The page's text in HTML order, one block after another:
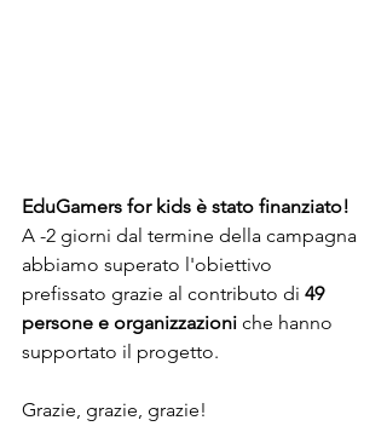
EduGamers for kids è stato finanziato!
A -2 giorni dal termine della campagna
abbiamo superato l'obiettivo
prefissato grazie al contributo di 49
persone e organizzazioni che hanno
supportato il progetto.
Grazie, grazie, grazie!